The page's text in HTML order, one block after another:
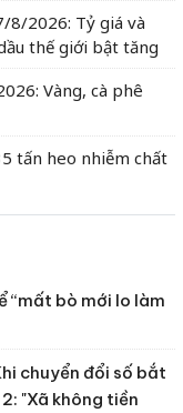
8/2026: Tỷ giá và
thế giới bật tăng
Vàng, cà phê
tấn heo nhiễm chất
“mất bò mới lo làm
chuyển đổi số bắt
"Xã không tiền